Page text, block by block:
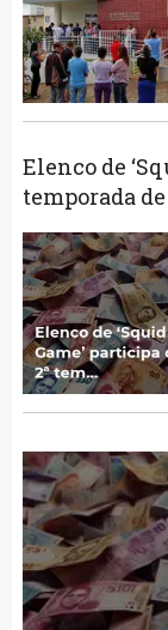
Elenco de
temporada de